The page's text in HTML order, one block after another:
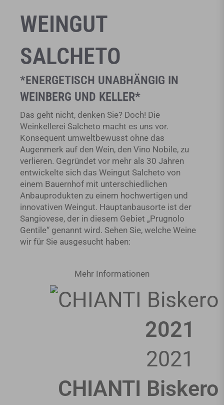
WEINGUT
SALCHETO
*ENERGETISCH UNABHÄNGIG IN
WEINBERG UND KELLER*
Das geht nicht, denken Sie? Doch! Die
Weinkellerei Salcheto macht es uns vor.
Konsequent umweltbewusst ohne das
Augenmerk auf den Wein, den Vino Nobile, zu
verlieren. Gegründet vor mehr als 30 Jahren
entwickelte sich das Weingut Salcheto von
einem Bauernhof mit unterschiedlichen
Anbauprodukten zu einem hochwertigen und
innovativen Weingut. Hauptanbausorte ist der
Sangiovese, der in diesem Gebiet „Prugnolo
Gentile“ genannt wird. Sehen Sie, welche Weine
wir für Sie ausgesucht haben:
Mehr Informationen
2021
2021
CHIANTI Biskero